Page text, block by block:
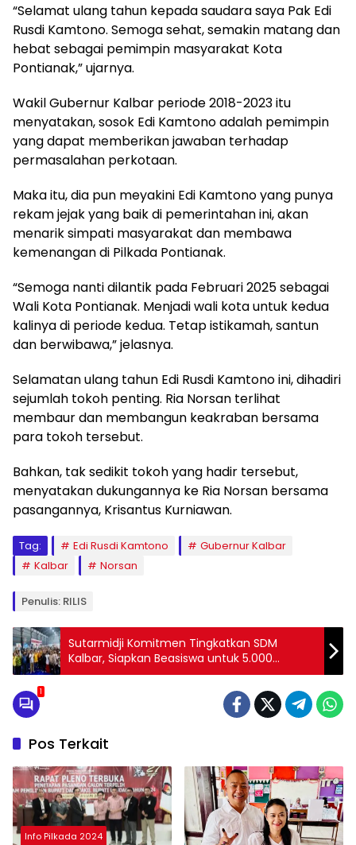
“Selamat ulang tahun kepada saudara saya Pak Edi
Rusdi Kamtono. Semoga sehat, semakin matang dan
hebat sebagai pemimpin masyarakat Kota
Pontianak,” ujarnya.
Wakil Gubernur Kalbar periode 2018-2023 itu
menyatakan, sosok Edi Kamtono adalah pemimpin
yang dapat memberikan jawaban terhadap
permasalahan perkotaan.
Maka itu, dia pun meyakini Edi Kamtono yang punya
rekam jejak yang baik di pemerintahan ini, akan
menarik simpati masyarakat dan membawa
kemenangan di Pilkada Pontianak.
“Semoga nanti dilantik pada Februari 2025 sebagai
Wali Kota Pontianak. Menjadi wali kota untuk kedua
kalinya di periode kedua. Tetap istikamah, santun
dan berwibawa,” jelasnya.
Selamatan ulang tahun Edi Rusdi Kamtono ini, dihadiri
sejumlah tokoh penting. Ria Norsan terlihat
membaur dan membangun keakraban bersama
para tokoh tersebut.
Bahkan, tak sedikit tokoh yang hadir tersebut,
menyatakan dukungannya ke Ria Norsan bersama
pasangannya, Krisantus Kurniawan.
Tag: Edi Rusdi Kamtono
Gubernur Kalbar
Kalbar
Norsan
Penulis: RILIS
Sutarmidji Komitmen Tingkatkan SDM
Kalbar, Siapkan Beasiswa untuk 5.000
Generasi Muda
1
Pos Terkait
Info Pilkada 2024